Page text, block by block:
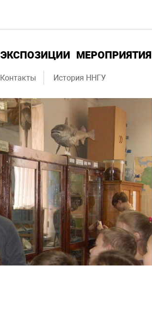
ЭКСПОЗИЦИИ МЕРОПРИЯТИЯ
Контакты История ННГУ